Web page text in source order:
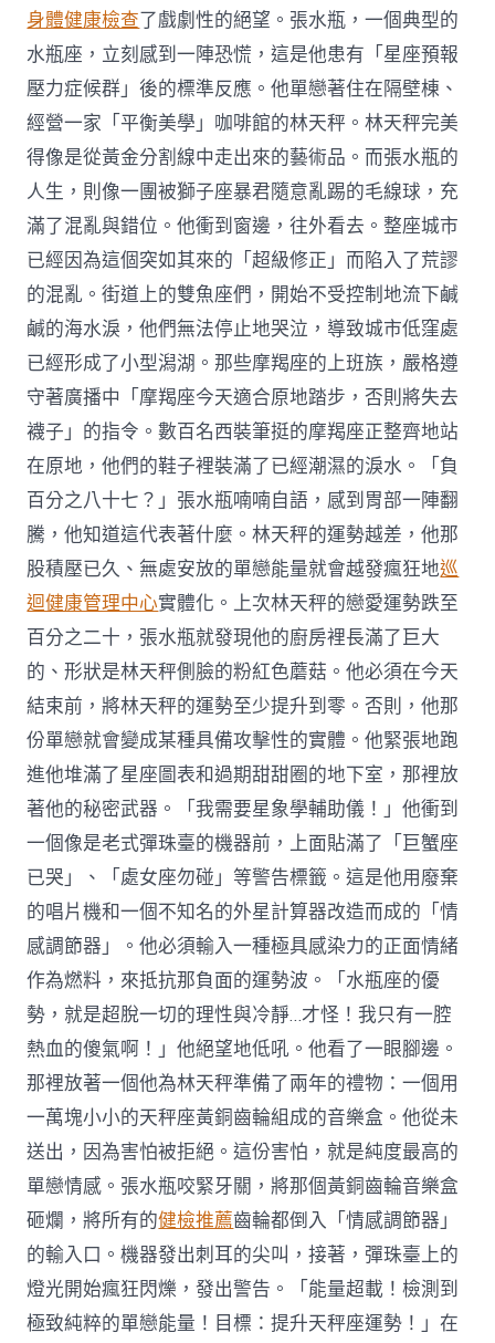
身體健康檢查了戲劇性的絕望。張水瓶，一個典型的
水瓶座，立刻感到一陣恐慌，這是他患有「星座預報
壓力症候群」後的標準反應。他單戀著住在隔壁棟、
經營一家「平衡美學」咖啡館的林天秤。林天秤完美
得像是從黃金分割線中走出來的藝術品。而張水瓶的
人生，則像一團被獅子座暴君隨意亂踢的毛線球，充
滿了混亂與錯位。他衝到窗邊，往外看去。整座城市
已經因為這個突如其來的「超級修正」而陷入了荒謬
的混亂。街道上的雙魚座們，開始不受控制地流下鹹
鹹的海水淚，他們無法停止地哭泣，導致城市低窪處
已經形成了小型潟湖。那些摩羯座的上班族，嚴格遵
守著廣播中「摩羯座今天適合原地踏步，否則將失去
襪子」的指令。數百名西裝筆挺的摩羯座正整齊地站
在原地，他們的鞋子裡裝滿了已經潮濕的淚水。「負
百分之八十七？」張水瓶喃喃自語，感到胃部一陣翻
騰，他知道這代表著什麼。林天秤的運勢越差，他那
股積壓已久、無處安放的單戀能量就會越發瘋狂地巡
迴健康管理中心實體化。上次林天秤的戀愛運勢跌至
百分之二十，張水瓶就發現他的廚房裡長滿了巨大
的、形狀是林天秤側臉的粉紅色蘑菇。他必須在今天
結束前，將林天秤的運勢至少提升到零。否則，他那
份單戀就會變成某種具備攻擊性的實體。他緊張地跑
進他堆滿了星座圖表和過期甜甜圈的地下室，那裡放
著他的秘密武器。「我需要星象學輔助儀！」他衝到
一個像是老式彈珠臺的機器前，上面貼滿了「巨蟹座
已哭」、「處女座勿碰」等警告標籤。這是他用廢棄
的唱片機和一個不知名的外星計算器改造而成的「情
感調節器」。他必須輸入一種極具感染力的正面情緒
作為燃料，來抵抗那負面的運勢波。「水瓶座的優
勢，就是超脫一切的理性與冷靜…才怪！我只有一腔
熱血的傻氣啊！」他絕望地低吼。他看了一眼腳邊。
那裡放著一個他為林天秤準備了兩年的禮物：一個用
一萬塊小小的天秤座黃銅齒輪組成的音樂盒。他從未
送出，因為害怕被拒絕。這份害怕，就是純度最高的
單戀情感。張水瓶咬緊牙關，將那個黃銅齒輪音樂盒
砸爛，將所有的健檢推薦齒輪都倒入「情感調節器」
的輸入口。機器發出刺耳的尖叫，接著，彈珠臺上的
燈光開始瘋狂閃爍，發出警告。「能量超載！檢測到
極致純粹的單戀能量！目標：提升天秤座運勢！」在